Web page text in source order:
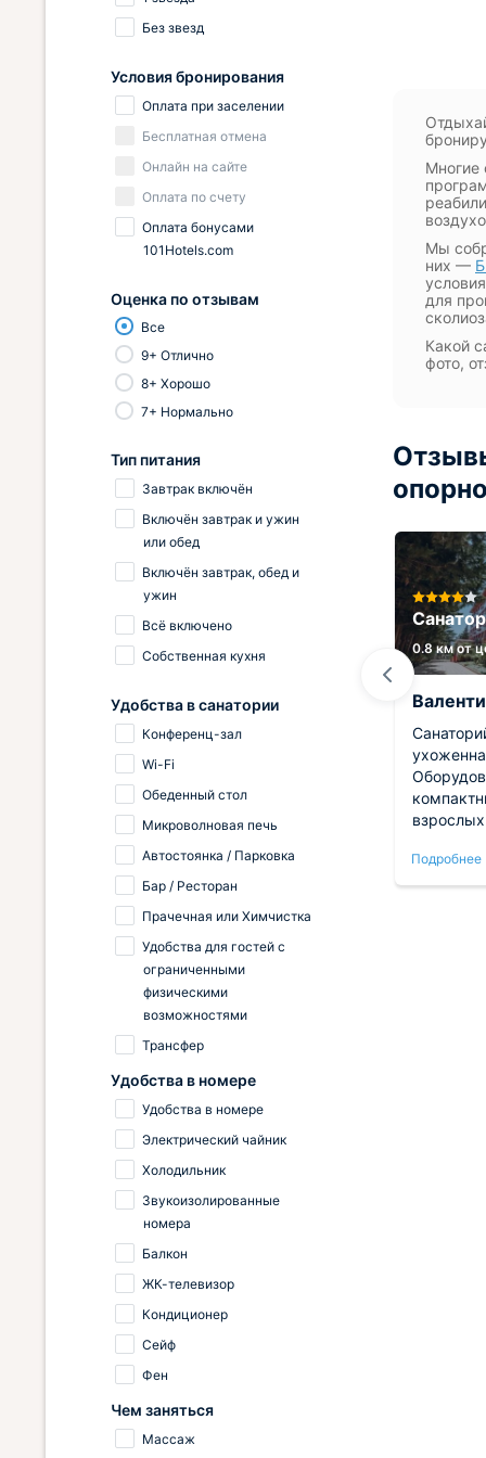
Многие
Мы
них —
для
Какой
фото,
Гостевой дом Тавуш Сочи
0.2 км от центра
Ольга
Очень уютный отель.
Администратор Марина приятная
и доброжелательная Расположен
в удобном месте , мы и с вокзала
и на вокзал шли пешком , хоть и
не прям близко. До море
прогулочным шагом не больше 10
мин . В гостевом доме во дворе
есть бассейн, чистый , вода
приятная. В номере уютно,
чисто.Есть холодильник, шкаф ,
кондиционер, телевизор, кресло,
комод . Ванная комната , все
удобства. Во дворе летняя кухня ,
около комнаты свой стол , стулья ,
есть можно на свежем воздухе,
сидеть, кайфовать Всё
понравилось, огромное спасибо
Подробнее
0.8 км от
бильярд.
Подробнее
Без звезд
Условия бронирования
Оплата при заселении
Бесплатная отмена
Онлайн на сайте
Оплата по счету
Оплата бонусами
101Hotels.com
Оценка по отзывам
Все
9+ Отлично
8+ Хорошо
7+ Нормально
Тип питания
Завтрак включён
Включён завтрак и ужин
или обед
Включён завтрак, обед и
ужин
Всё включено
Собственная кухня
Удобства в санатории
Конференц-зал
Wi-Fi
Обеденный стол
Микроволновая печь
Автостоянка / Парковка
Бар / Ресторан
Прачечная или Химчистка
Удобства для гостей с
ограниченными
физическими
возможностями
Трансфер
Удобства в номере
Удобства в номере
Электрический чайник
Холодильник
Звукоизолированные
номера
Балкон
ЖК-телевизор
Кондиционер
Сейф
Фен
Чем заняться
Массаж